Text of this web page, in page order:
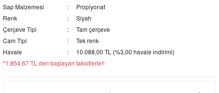
Sap Malzemesi
Propiyonat
Renk
Siyah
Çerçeve Tipi
Tam çerçeve
Cam Tipi
Tek renk
Havale
10.088,00 TL (%3,00 havale indirimi)
*1.854,67 TL den başlayan taksitlerle!!